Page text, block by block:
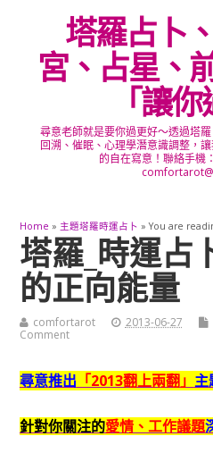
塔羅占卜
宮、占星、
「讓
尋意老師就是要你過更好～透過塔
回溯、催眠、心理學潛意識調整，
的自在寫意！聯絡手機
Home » 主題塔羅時運占卜 » You are
塔羅_時運占
的正向能量
comfortarot 2013-06-27
Comment
尋意推出 「2013翻上兩翻」 主
針對你關注的愛情、工作議題